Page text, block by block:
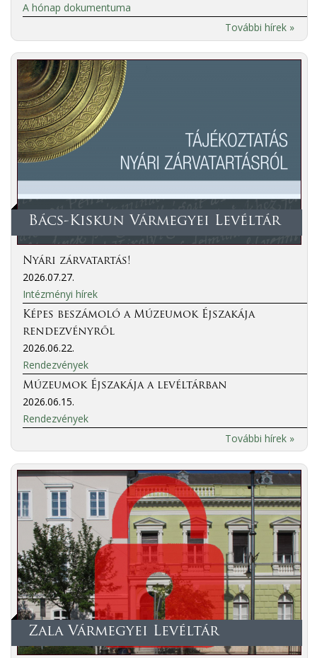
A hónap dokumentuma
További hírek »
Bács-Kiskun Vármegyei Levéltár
Nyári zárvatartás!
2026.07.27.
Intézményi hírek
Képes beszámoló a Múzeumok Éjszakája
rendezvényről
2026.06.22.
Rendezvények
Múzeumok Éjszakája a levéltárban
2026.06.15.
Rendezvények
További hírek »
Zala Vármegyei Levéltár